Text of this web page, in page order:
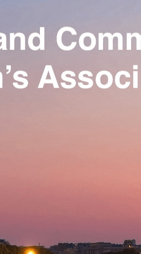
les colonnes affichées
des réseaux sociaux